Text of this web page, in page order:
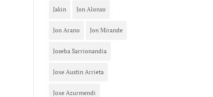
Jakin Jon Alonso
Jon Arano Jon Mirande
Joseba Sarrionandia
Joxe Austin Arrieta
Joxe Azurmendi